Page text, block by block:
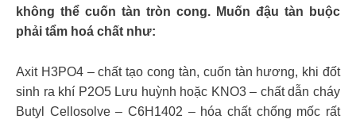
không thể cuốn tàn tròn cong. Muốn đậu tàn buộc
phải tẩm hoá chất như:
Axit H3PO4 – chất tạo cong tàn, cuốn tàn hương, khi đốt
sinh ra khí P2O5 Lưu huỳnh hoặc KNO3 – chất dẫn cháy
Butyl Cellosolve – C6H1402 – hóa chất chống mốc rất